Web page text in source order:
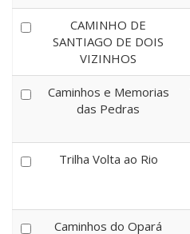
CAMINHO DE
SANTIAGO DE DOIS
VIZINHOS
Caminhos e Memorias
das Pedras
Trilha Volta ao Rio
Caminhos do Opará